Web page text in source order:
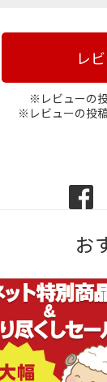
レ
※レビューの
※レビューの投
お